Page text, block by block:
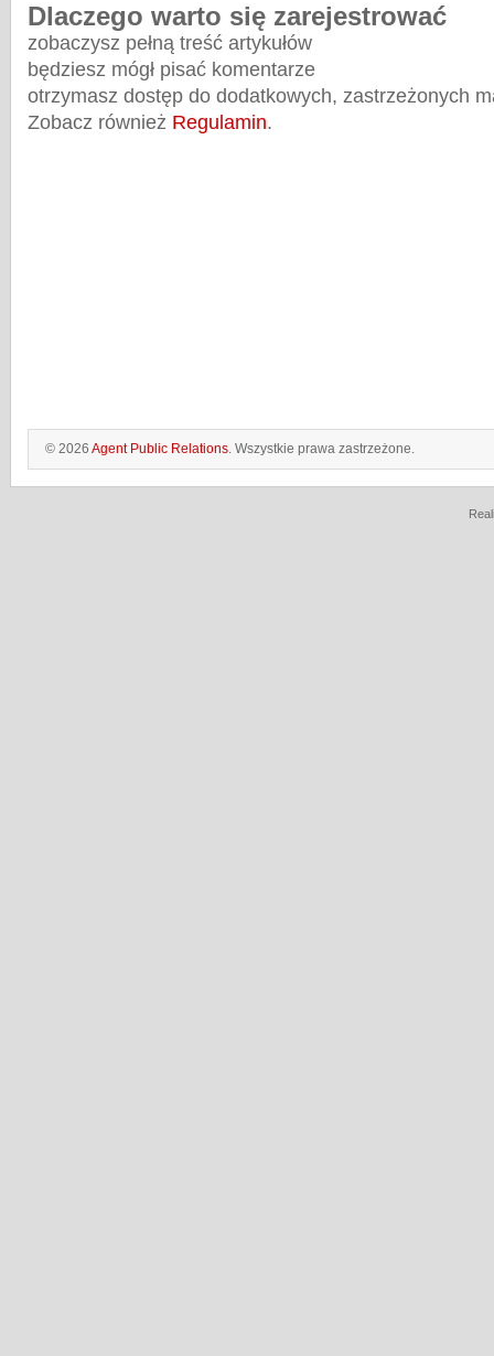
Dlaczego warto się zarejestrować
zobaczysz pełną treść artykułów
będziesz mógł pisać komentarze
otrzymasz dostęp do dodatkowych, zastrzeżonych
Zobacz również Regulamin.
© 2026 Agent Public Relations. Wszystkie prawa zastrzeżone.